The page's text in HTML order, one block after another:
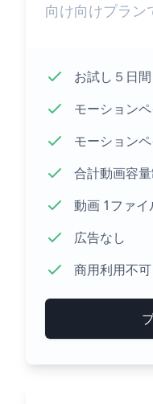
向け向けプラン
お試し５日間
モーション
モーション
合計動画容
動画 1ファ
広告なし
商用利用不可